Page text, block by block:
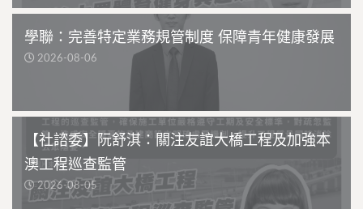
學聯：完善特定業務規管制度 保障青年健康發展
2026-08-06
【社諮委】阮舒淇：關注友誼大橋工程及加強本
澳工程巡查監管
2026-08-05